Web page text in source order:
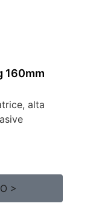
160mm
alta
>